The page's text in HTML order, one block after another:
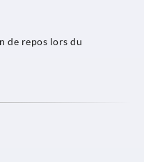
de repos lors du